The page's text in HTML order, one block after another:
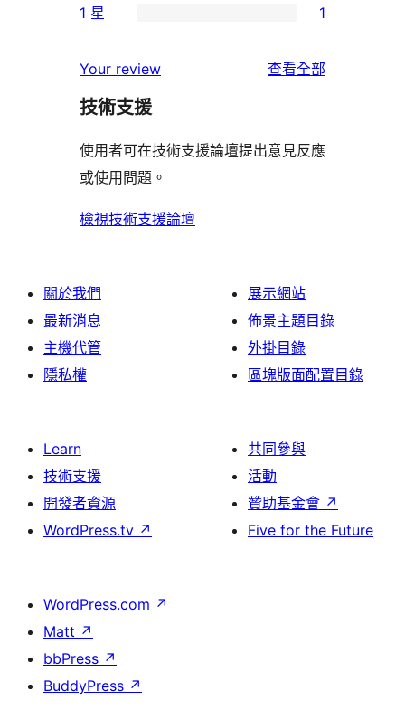
使
者
論
星
用
者
論
3
使
用
評
論
個
星
使
者
評
論
1
星
用
者
評
1 星 1
Your review 查看全部
評
技術支援
使用者可在技術支援論壇提出意見反應
或使用問題。
檢視技術支援論壇
關於我們
最新消息
主機代管
隱私權
展示網站
佈景主題目錄
外掛目錄
區塊版面配置目錄
Learn
技術支援
開發者資源
WordPress.tv ↗
共同參與
活動
贊助基金會 ↗
Five for the Future
WordPress.com ↗
Matt ↗
bbPress ↗
BuddyPress ↗